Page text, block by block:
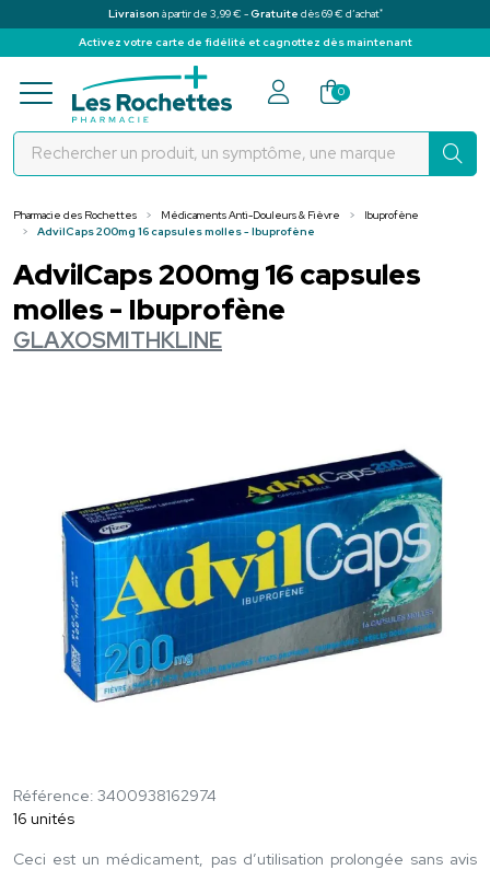
Livraison à partir de 3,99 € -Gratuite dès 69 € d’achat*
Activez votre carte de fidélité et cagnottez dès maintenant
Pharmacie des Rochettes Votre
0
Pharmacie des Rochettes Médicaments Anti-Douleurs & Fièvre
Ibuprofène
AdvilCaps 200mg 16 capsules molles - Ibuprofène
AdvilCaps 200mg 16 capsules
molles - Ibuprofène
GLAXOSMITHKLINE
Référence: 3400938162974
16 unités
Ceci est un médicament, pas d’utilisation prolongée sans avis